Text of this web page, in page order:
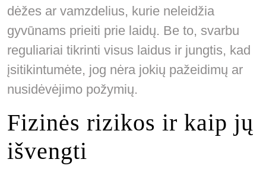
dėžes ar vamzdelius, kurie neleidžia
gyvūnams prieiti prie laidų. Be to, svarbu
reguliariai tikrinti visus laidus ir jungtis, kad
įsitikintumėte, jog nėra jokių pažeidimų ar
nusidėvėjimo požymių.
Fizinės rizikos ir kaip jų
išvengti